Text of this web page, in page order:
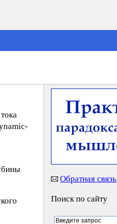
Обратная связь
Поиск по сайту